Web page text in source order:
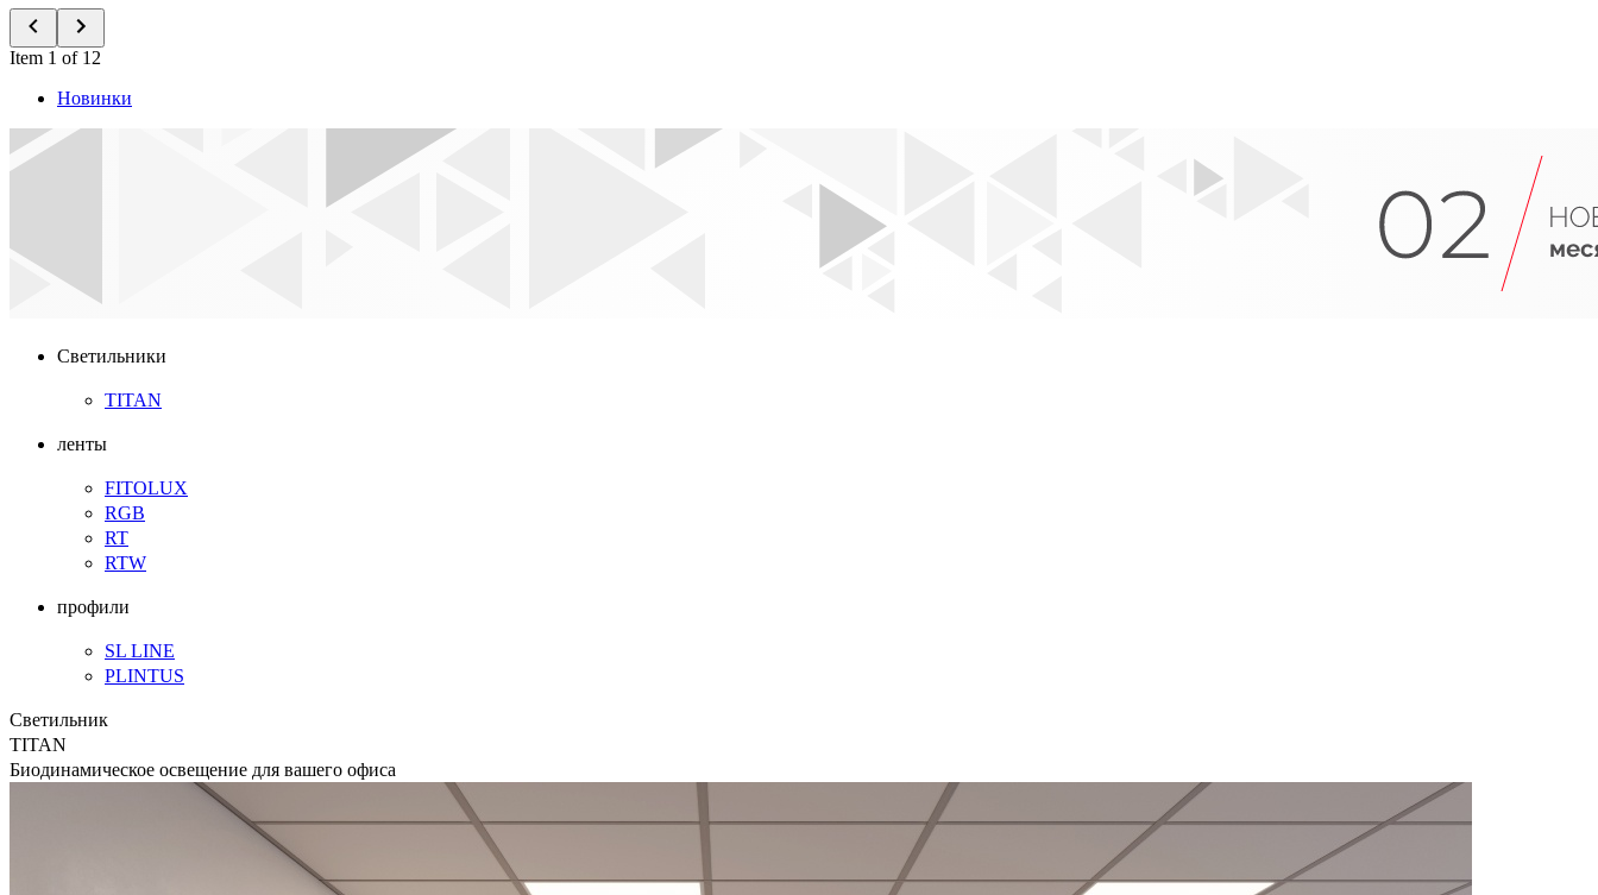
Item 1 of 12
Новинки
Светильники
TITAN
ленты
FITOLUX
RGB
RT
RTW
профили
SL LINE
PLINTUS
Светильник
TITAN
Биодинамическое освещение для вашего офиса